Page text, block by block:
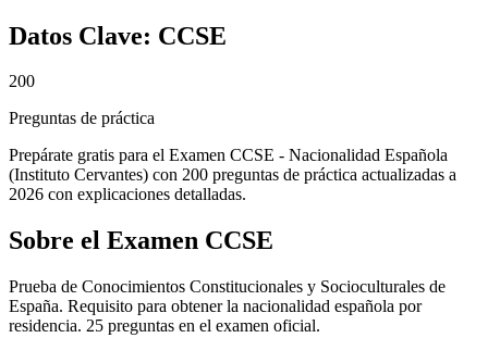
Datos Clave: CCSE
200
Preguntas de práctica
Prepárate gratis para el Examen CCSE - Nacionalidad Española
(Instituto Cervantes) con 200 preguntas de práctica actualizadas a
2026 con explicaciones detalladas.
Sobre el Examen CCSE
Prueba de Conocimientos Constitucionales y Socioculturales de
España. Requisito para obtener la nacionalidad española por
residencia. 25 preguntas en el examen oficial.